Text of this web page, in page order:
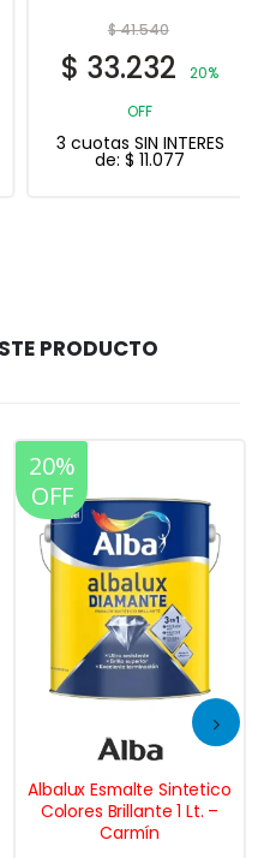
41.540
33.232
20%
3 cuotas SIN INTERES
de:$11.077
20%
OFF
Albalux Esmalte Sintetico
Colores Brillante 1 Lt. –
Carmín